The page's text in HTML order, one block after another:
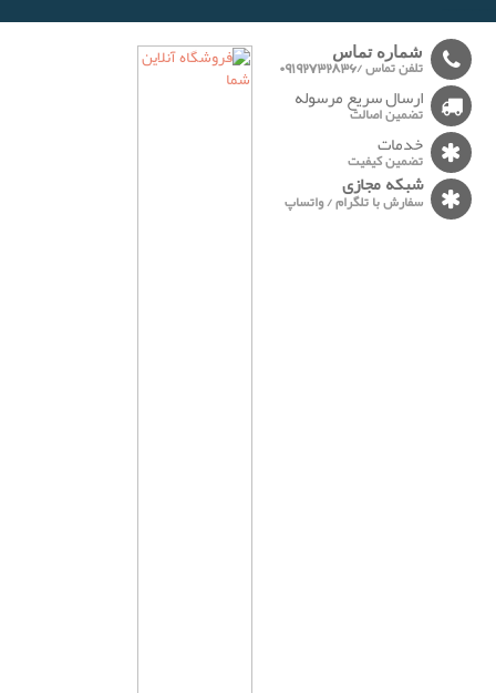
شماره تماس
تلفن تماس /09192732836
ارسال سریع مرسوله
تضمین اصالت
خدمات
تضمین کیفیت
شبکه مجازی
سفارش با تلگرام / واتساپ